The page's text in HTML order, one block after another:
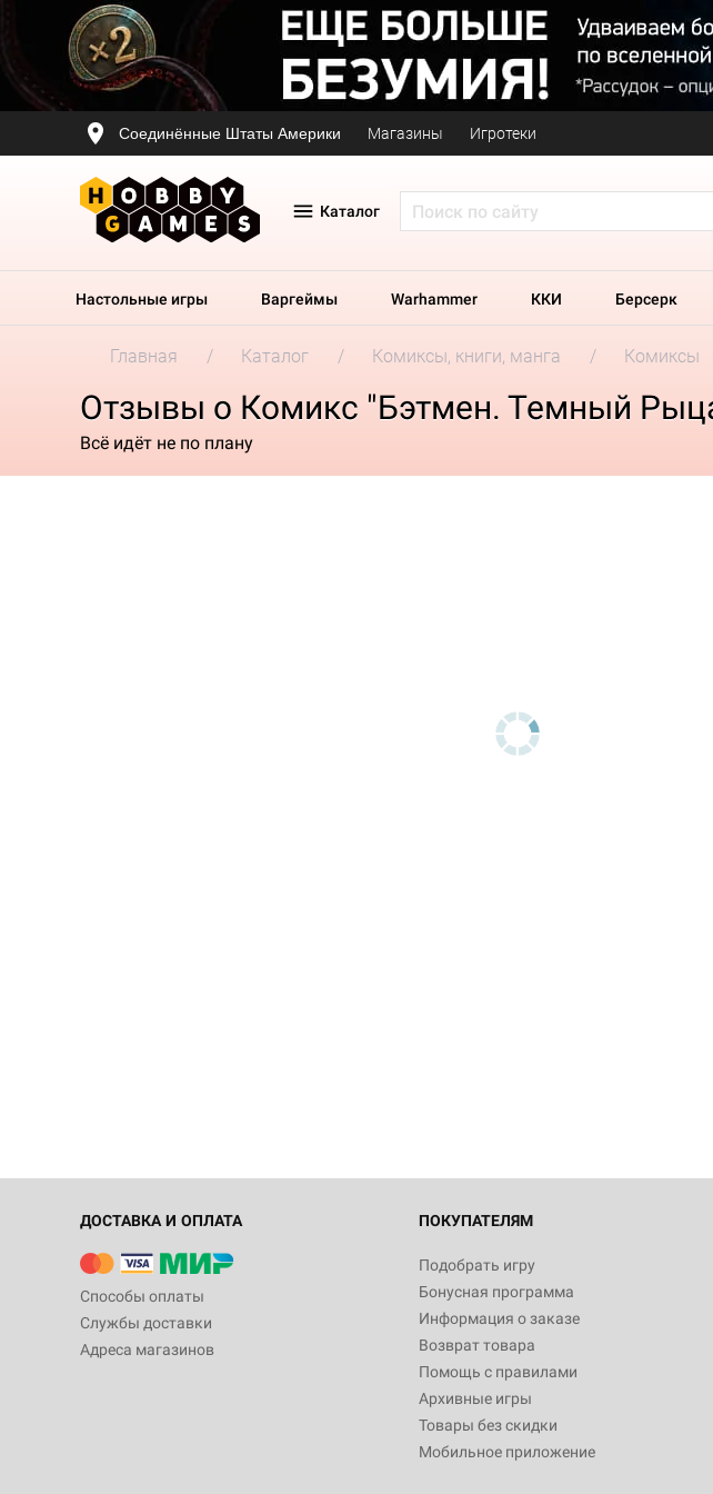
Соединённые Штаты Америки Магазины Игротеки
Каталог
Настольные игры Варгеймы Warhammer ККИ Берсерк
Главная Каталог Комиксы, книги, манга Комиксы
Отзывы о Комикс "Бэтмен. Темный
Всё идёт не по плану
ДОСТАВКА И ОПЛАТА
Способы оплаты
Службы доставки
Адреса магазинов
ПОКУПАТЕЛЯМ
Подобрать игру
Бонусная программа
Информация о заказе
Возврат товара
Помощь с правилами
Архивные игры
Товары без скидки
Мобильное приложение